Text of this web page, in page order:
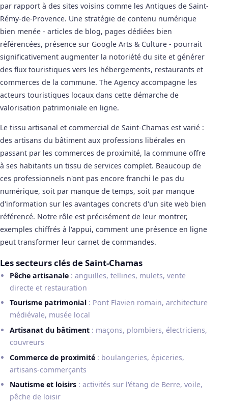
par rapport à des sites voisins comme les Antiques de Saint-
Rémy-de-Provence. Une stratégie de contenu numérique
bien menée - articles de blog, pages dédiées bien
référencées, présence sur Google Arts & Culture - pourrait
significativement augmenter la notoriété du site et générer
des flux touristiques vers les hébergements, restaurants et
commerces de la commune. The Agency accompagne les
acteurs touristiques locaux dans cette démarche de
valorisation patrimoniale en ligne.
Le tissu artisanal et commercial de Saint-Chamas est varié :
des artisans du bâtiment aux professions libérales en
passant par les commerces de proximité, la commune offre
à ses habitants un tissu de services complet. Beaucoup de
ces professionnels n'ont pas encore franchi le pas du
numérique, soit par manque de temps, soit par manque
d'information sur les avantages concrets d'un site web bien
référencé. Notre rôle est précisément de leur montrer,
exemples chiffrés à l'appui, comment une présence en ligne
peut transformer leur carnet de commandes.
Les secteurs clés de Saint-Chamas
Pêche artisanale : anguilles, tellines, mulets, vente
directe et restauration
Tourisme patrimonial : Pont Flavien romain, architecture
médiévale, musée local
Artisanat du bâtiment : maçons, plombiers, électriciens,
couvreurs
Commerce de proximité : boulangeries, épiceries,
artisans-commerçants
Nautisme et loisirs : activités sur l'étang de Berre, voile,
pêche de loisir